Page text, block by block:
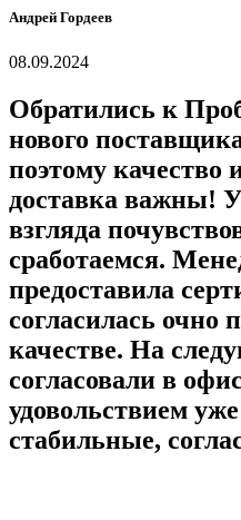
Андрей Гордеев
08.09.2024
Обратились к
нового
поэтому качество
доставка важны!
взгляда
сработаемся.
предоставила
согласилась очно
качестве. На
согласовали в
удовольствием
стабильные,